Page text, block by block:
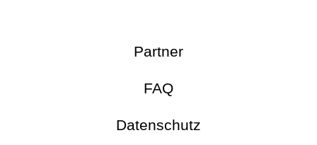
Partner
FAQ
Datenschutz